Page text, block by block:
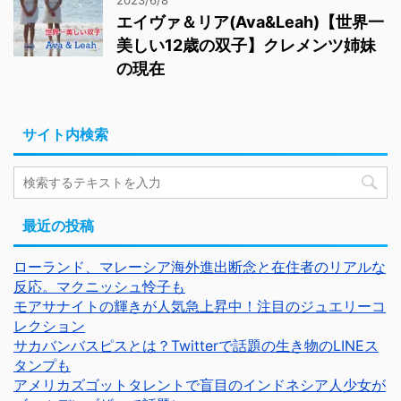
エイヴァ＆リア(Ava&Leah)【世界一
美しい12歳の双子】クレメンツ姉妹
の現在
サイト内検索
最近の投稿
ローランド、マレーシア海外進出断念と在住者のリアルな
反応。マクニッシュ怜子も
モアサナイトの輝きが人気急上昇中！注目のジュエリーコ
レクション
サカバンバスピスとは？Twitterで話題の生き物のLINEス
タンプも
アメリカズゴットタレントで盲目のインドネシア人少女が